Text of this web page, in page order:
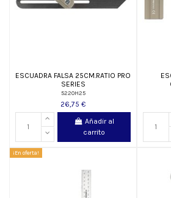
ESCUADRA FALSA 25CM.RATIO PRO
SERIES
5220H25
26,75 €
Añadir al
carrito
¡En oferta!